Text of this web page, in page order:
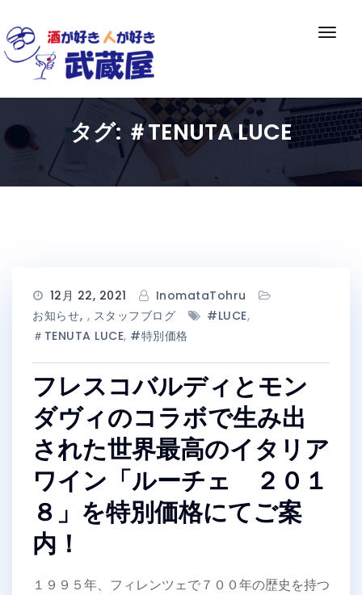
to
content
ナ
ー
シ
ョ
切
り
タグ: ＃TENUTA LUCE
12月 22, 2021
InomataTohru
お知らせ , スタッフブログ #LUCE,
＃TENUTA LUCE, #特別価格
フレスコバルディとモン
ダヴィのコラボで生み出
された世界最高のイタリア
ワイン「ルーチェ ２０１
８」を特別価格にてご案
内！
１９９５年、フィレンツェで７００年の歴史を持つ